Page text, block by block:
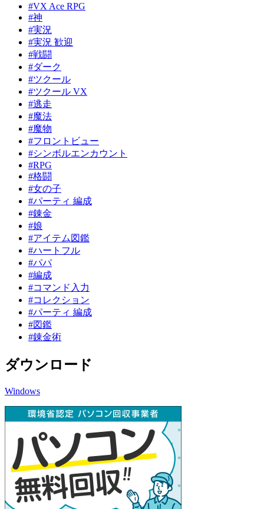
#VX Ace RPG
#神
#実況
#実況 歓迎
#戦闘
#ダーク
#ツクール
#ツクール VX
#逃走
#魔法
#魔物
#フロントビュー
#シンボルエンカウント
#RPG
#格闘
#女の子
#パーティ 編成
#錬金
#娘
#アイテム図鑑
#ハートフル
#パパ
#編成
#コマンド入力
#コレクション
#パーティ 編成
#図鑑
#錬金術
ダウンロード
Windows